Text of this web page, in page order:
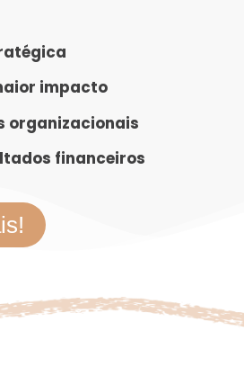
impacto
organizacionais
financeiros